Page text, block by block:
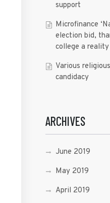
support
Microfinance
election bid,
college a reality
Various
candidacy
ARCHIVES
June 2019
May 2019
April 2019